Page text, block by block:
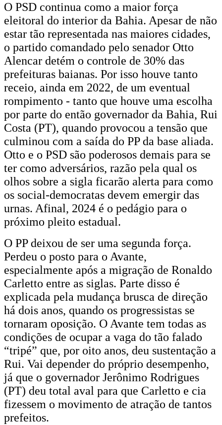
O PSD continua como a maior força
eleitoral do interior da Bahia. Apesar de não
estar tão representada nas maiores cidades,
o partido comandado pelo senador Otto
Alencar detém o controle de 30% das
prefeituras baianas. Por isso houve tanto
receio, ainda em 2022, de um eventual
rompimento - tanto que houve uma escolha
por parte do então governador da Bahia, Rui
Costa (PT), quando provocou a tensão que
culminou com a saída do PP da base aliada.
Otto e o PSD são poderosos demais para se
ter como adversários, razão pela qual os
olhos sobre a sigla ficarão alerta para como
os social-democratas devem emergir das
urnas. Afinal, 2024 é o pedágio para o
próximo pleito estadual.
O PP deixou de ser uma segunda força.
Perdeu o posto para o Avante,
especialmente após a migração de Ronaldo
Carletto entre as siglas. Parte disso é
explicada pela mudança brusca de direção
há dois anos, quando os progressistas se
tornaram oposição. O Avante tem todas as
condições de ocupar a vaga do tão falado
“tripé” que, por oito anos, deu sustentação a
Rui. Vai depender do próprio desempenho,
já que o governador Jerônimo Rodrigues
(PT) deu total aval para que Carletto e cia
fizessem o movimento de atração de tantos
prefeitos.